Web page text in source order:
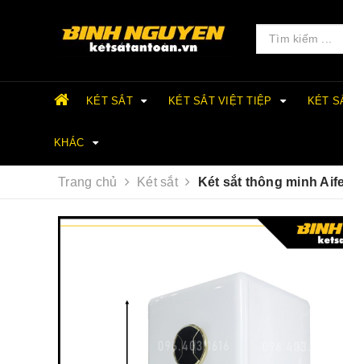
KÉT SẮT KÉT SẮT VIỆT TIỆP KÉT
KHÁC
Trang chủ Két sắt Két sắt thông minh